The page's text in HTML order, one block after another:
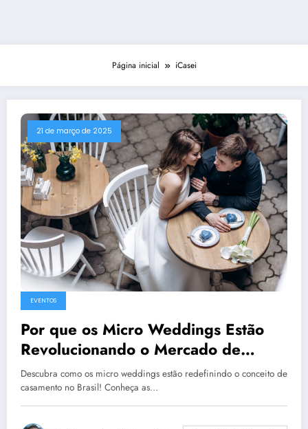
Página inicial iCasei
21 de março de 2025
EVENTOS
Por que os Micro Weddings Estão
Revolucionando o Mercado de
Casamentos no Brasil?
Descubra como os micro weddings estão redefinindo o conceito de
casamento no Brasil! Conheça as…